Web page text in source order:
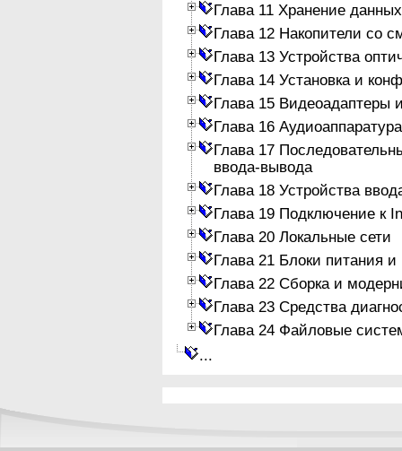
Глава 11 Хранение
Глава 12 Накопители со
Глава 13 Устройства
Глава 14 Установка и
Глава 15 Видеоадаптеры
Глава 16 Аудиоаппаратура
Глава 17
ввода-вывода
Глава 18 Устройства
Глава 19 Подключение к
Глава 20 Локальные сети
Глава 21 Блоки питания и
Глава 22 Сборка и
Глава 23 Средства
Глава 24 Файловые